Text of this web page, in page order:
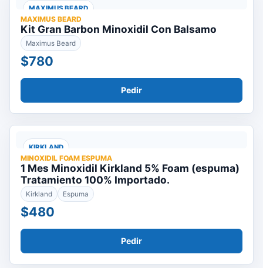
MAXIMUS BEARD
MAXIMUS BEARD
Kit Gran Barbon Minoxidil Con Balsamo
Maximus Beard
$780
Pedir
KIRKLAND
MINOXIDIL FOAM ESPUMA
1 Mes Minoxidil Kirkland 5% Foam (espuma)
Tratamiento 100% Importado.
Kirkland Espuma
$480
Pedir